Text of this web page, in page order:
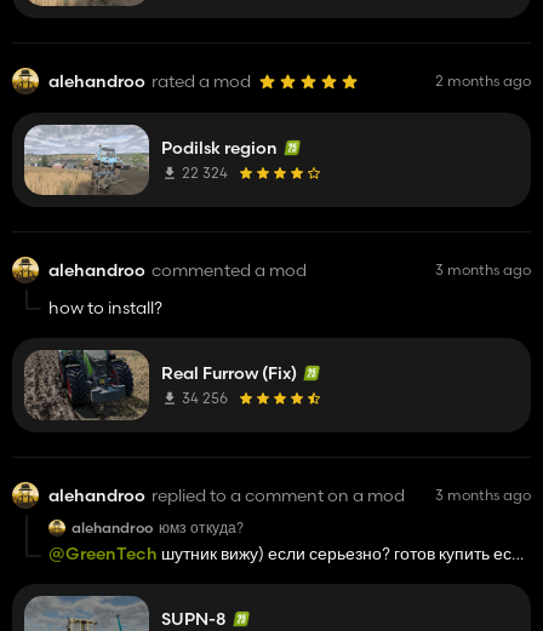
alehandroo rated a mod 2 months ago
Podilsk region
22 324
alehandroo commented a mod 3 months ago
how to install?
Real Furrow (Fix)
34 256
alehandroo replied to a comment on a mod
3 months ago
alehandroo юмз откуда?
@GreenTech шутник вижу) если серьезно? готов купить если
SUPN-8